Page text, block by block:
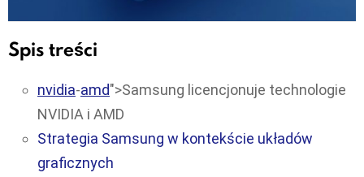
Spis treści
nvidia-amd">Samsung licencjonuje technologie
NVIDIA i AMD
Strategia Samsung w kontekście układów
graficznych